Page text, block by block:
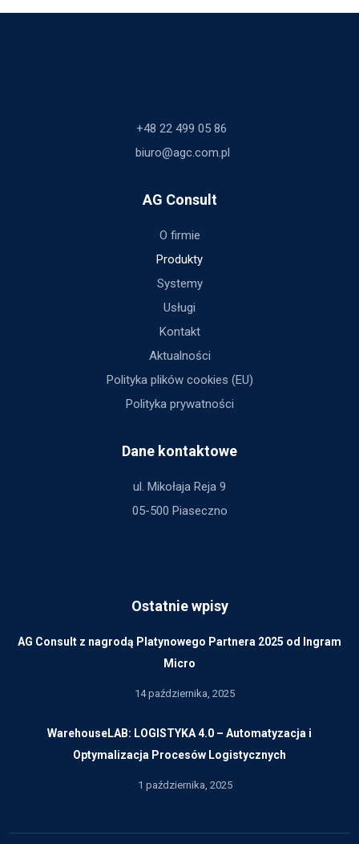
+48 22 499 05 86
biuro@agc.com.pl
AG Consult
O firmie
Produkty
Systemy
Usługi
Kontakt
Aktualności
Polityka plików cookies (EU)
Polityka prywatności
Dane kontaktowe
ul. Mikołaja Reja 9
05-500 Piaseczno
Ostatnie wpisy
AG Consult z nagrodą Platynowego Partnera 2025 od Ingram
Micro
14 października, 2025
WarehouseLAB: LOGISTYKA 4.0 – Automatyzacja i
Optymalizacja Procesów Logistycznych
1 października, 2025